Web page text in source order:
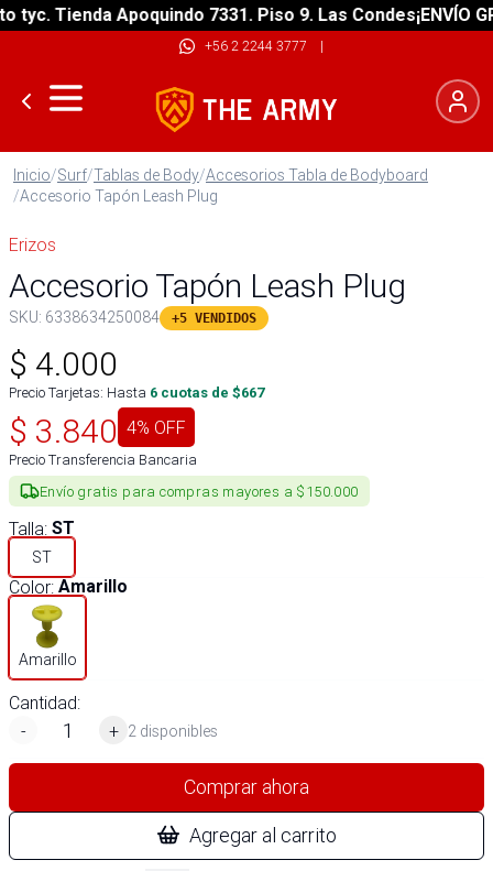
Tienda Apoquindo 7331. Piso 9. Las Condes¡ENVÍO
+56 2 2244 3777 |
Inicio/Surf/Tablas de Body/Accesorios Tabla de Bodyboard
/Accesorio Tapón Leash Plug
Erizos
Accesorio Tapón Leash Plug
SKU: 6338634250084 +5 VENDIDOS
$ 4.000
Precio Tarjetas: Hasta 6 cuotas de $667
$ 3.840 4% OFF
Precio Transferencia Bancaria
Envío gratis para compras mayores a $150.000
Talla: ST
ST
Color: Amarillo
Amarillo
Cantidad:
-
+ 2 disponibles
Comprar ahora
Agregar al carrito